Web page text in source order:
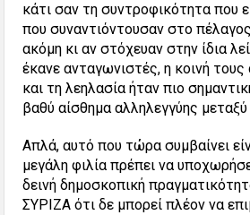
κάτι σαν τη συντροφικότητα που
που συναντιόντουσαν στο
ακόμη κι αν στόχευαν στην ίδια
έκανε ανταγωνιστές, η κοινή
και τη λεηλασία ήταν πιο
βαθύ αίσθημα αλληλεγγύης μεταξύ
Απλά, αυτό που τώρα συμβαίνει
μεγάλη φιλία πρέπει να
δεινή δημοσκοπική
ΣΥΡΙΖΑ ότι δε μπορεί πλέον να